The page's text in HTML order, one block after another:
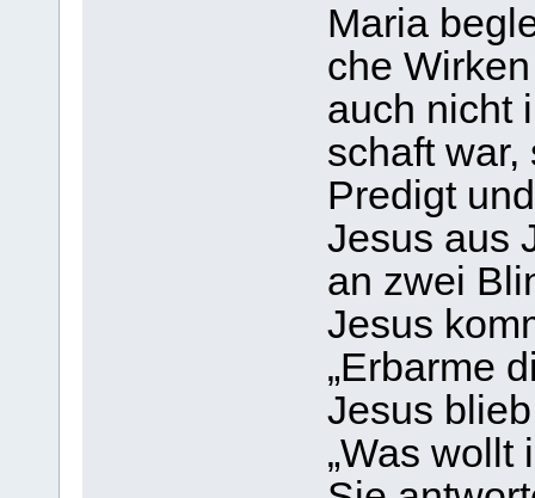
Maria
che
auch nicht
schaft
Pre­digt
Jesus aus
an zwei
Jesus
„Erbarme
Jesus
„Was wollt